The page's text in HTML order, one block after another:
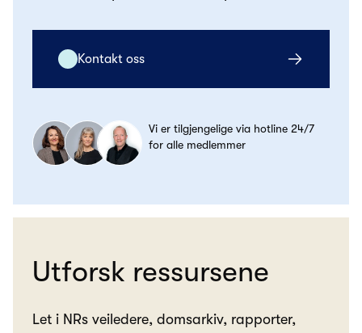
Kontakt oss
Vi er tilgjengelige via hotline 24/7
for alle medlemmer
Utforsk ressursene
Let i NRs veiledere, domsarkiv, rapporter,